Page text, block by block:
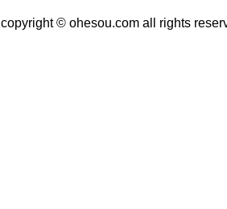
copyright © ohesou.com all rights